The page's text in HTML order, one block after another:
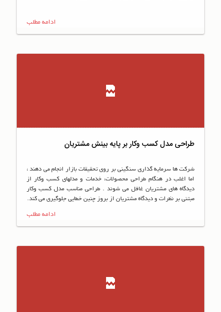
ادامه مطلب
طراحی مدل کسب وکار بر پایه بینش مشتریان
شرکت ها سرمایه گذاری سنگینی بر روی تحقیقات بازار انجام می دهند ،
اما اغلب در هنگام طراحی محصولات، خدمات و مدلهای کسب وکار از
دیدگاه های مشتریان غافل می شوند . طراحی مناسب مدل کسب وکار
مبتنی بر نظرات و دیدگاه مشتریان از بروز چنین خطایی جلوگیری می کند.
ادامه مطلب